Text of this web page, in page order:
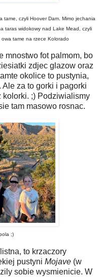
tame, czyli Hoover Dam. Mimo jechania
taras widokowy nad Lake Mead, czyli
owa tame na rzece Kolorado
mnostwo fot palmom, bo
zdjec glazow oraz
okolice to pustynia,
za to gorki i pagorki
kolorki. ;) Podziwialismy
tam masowo rosnac.
;)
to krzaczory
pustyni Mojave (w
sobie wysmienicie. W